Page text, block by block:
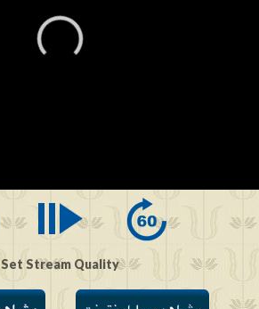
Set Stream Quality